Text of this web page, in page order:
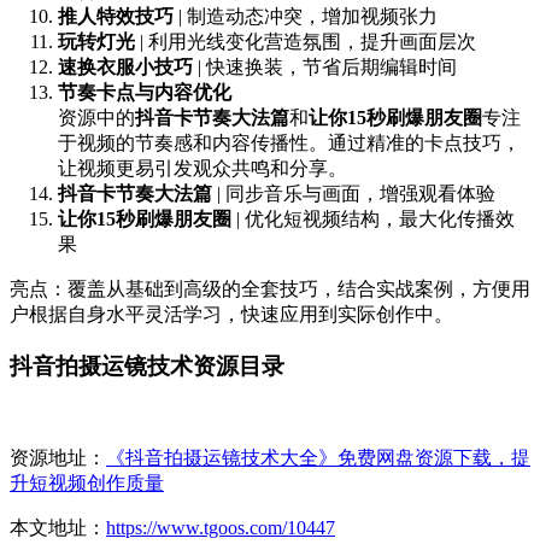
推人特效技巧 | 制造动态冲突，增加视频张力
玩转灯光 | 利用光线变化营造氛围，提升画面层次
速换衣服小技巧 | 快速换装，节省后期编辑时间
节奏卡点与内容优化
资源中的抖音卡节奏大法篇和让你15秒刷爆朋友圈专注
于视频的节奏感和内容传播性。通过精准的卡点技巧，
让视频更易引发观众共鸣和分享。
抖音卡节奏大法篇 | 同步音乐与画面，增强观看体验
让你15秒刷爆朋友圈 | 优化短视频结构，最大化传播效
果
亮点：覆盖从基础到高级的全套技巧，结合实战案例，方便用
户根据自身水平灵活学习，快速应用到实际创作中。
抖音拍摄运镜技术资源目录
资源地址：
《抖音拍摄运镜技术大全》免费网盘资源下载，提
升短视频创作质量
本文地址： https://www.tgoos.com/10447